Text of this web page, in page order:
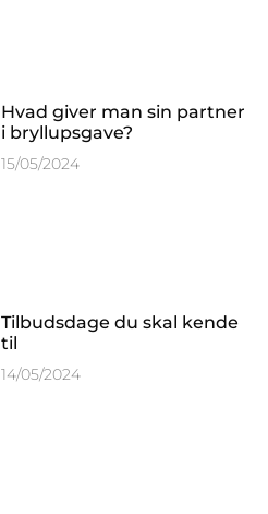
Hvad giver man sin partner
i bryllupsgave?
15/05/2024
Tilbudsdage du skal kende
til
14/05/2024